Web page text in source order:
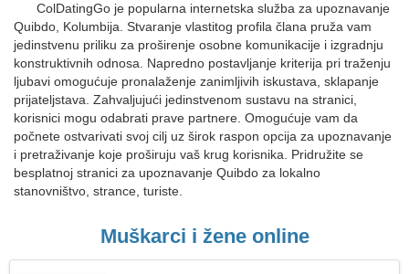
ColDatingGo je popularna internetska služba za upoznavanje
Quibdo, Kolumbija. Stvaranje vlastitog profila člana pruža vam
jedinstvenu priliku za proširenje osobne komunikacije i izgradnju
konstruktivnih odnosa. Napredno postavljanje kriterija pri traženju
ljubavi omogućuje pronalaženje zanimljivih iskustava, sklapanje
prijateljstava. Zahvaljujući jedinstvenom sustavu na stranici,
korisnici mogu odabrati prave partnere. Omogućuje vam da
počnete ostvarivati svoj cilj uz širok raspon opcija za upoznavanje
i pretraživanje koje proširuju vaš krug korisnika. Pridružite se
besplatnoj stranici za upoznavanje Quibdo za lokalno
stanovništvo, strance, turiste.
Muškarci i žene online